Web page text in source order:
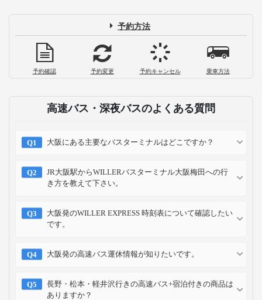
予約方法
予約確認 予約変更 予約キャンセル 乗車方法
高速バス・深夜バスのよくある質問
大阪にある主要なバスターミナルはどこですか？
JR大阪駅からWILLERバスターミナル大阪梅田への行
き方を教えて下さい。
大阪発のWILLER EXPRESS 時刻表について確認したい
です。
大阪発の高速バス運休情報が知りたいです。
長野・松本・軽井沢行きの高速バス+宿泊付きの商品は
ありますか？